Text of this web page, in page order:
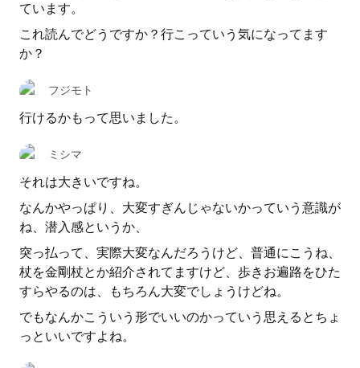
ています。
これ読んでどうですか？行こっていう気になってます
か？
フジモト
行けるかもって思いました。
ミシマ
それは大きいですね。
なんかやっぱり、大変すぎんじゃないかっていう意識が
ね、潜入感というか、
突っ払って、実際大変なんだろうけど、普通にこうね、
杖を金剛杖とか紹介されてますけど、歩きお遍路をひた
すらやるのは、もちろん大変でしょうけどね。
でもなんかこういう形でいいのかっていう思えるとちょ
っといいですよね。